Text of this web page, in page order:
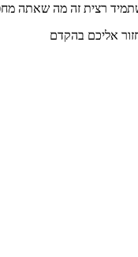
רצית זה מה שאתה מחפש,
אליכם בהקדם